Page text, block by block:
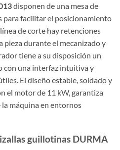
disponen de una mesa de
para facilitar el posicionamiento
de corte hay retenciones
pieza durante el mecanizado y
tiene a su disposición un
con una interfaz intuitiva y
El diseño estable, soldado y
el motor de 11 kW, garantiza
máquina en entornos
guillotinas DURMA